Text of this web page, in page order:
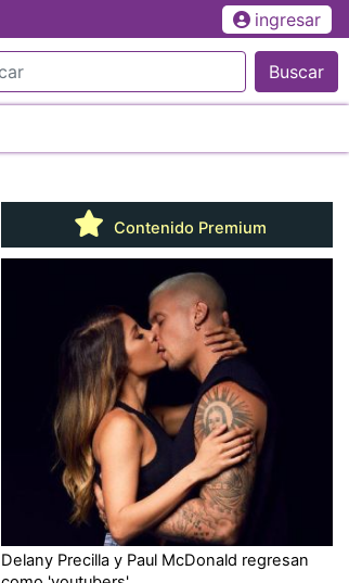
ingresar
Buscar
Contenido Premium
Delany Precilla y Paul McDonald regresan